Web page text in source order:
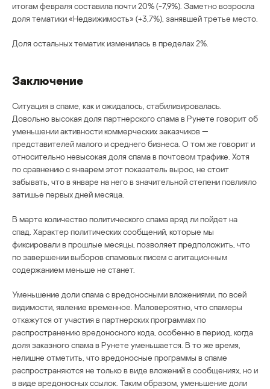
итогам февраля составила почти 20% (-7,9%). Заметно возросла
доля тематики «Недвижимость» (+3,7%), занявшей третье место.
Доля остальных тематик изменилась в пределах 2%.
Заключение
Ситуация в спаме, как и ожидалось, стабилизировалась.
Довольно высокая доля партнерского спама в Рунете говорит об
уменьшении активности коммерческих заказчиков —
представителей малого и среднего бизнеса. О том же говорит и
относительно невысокая доля спама в почтовом трафике. Хотя
по сравнению с январем этот показатель вырос, не стоит
забывать, что в январе на него в значительной степени повлияло
затишье первых дней месяца.
В марте количество политического спама вряд ли пойдет на
спад. Характер политических сообщений, которые мы
фиксировали в прошлые месяцы, позволяет предположить, что
по завершении выборов спамовых писем с агитационным
содержанием меньше не станет.
Уменьшение доли спама с вредоносными вложениями, по всей
видимости, явление временное. Маловероятно, что спамеры
откажутся от участия в партнерских программах по
распространению вредоносного кода, особенно в период, когда
доля заказного спама в Рунете уменьшается. В то же время,
нелишне отметить, что вредоносные программы в спаме
распространяются не только в виде вложений в сообщениях, но и
в виде вредоносных ссылок. Таким образом, уменьшение доли